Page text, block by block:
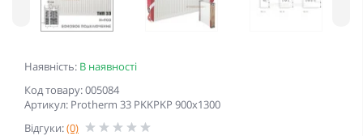
Наявність: В наявності
Код товару: 005084
Артикул: Protherm 33 PKKPKP 900x1300
Відгуки:(0)